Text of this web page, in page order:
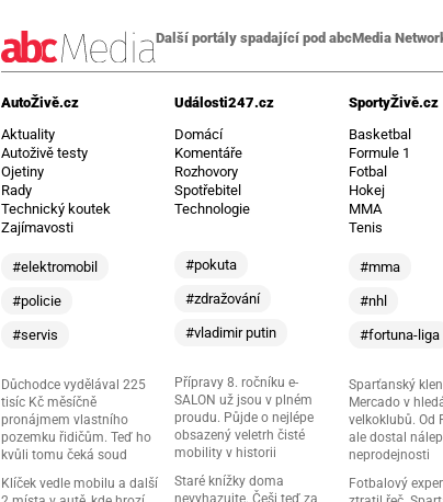
Další portály spadající pod abcMedia
AutoŽivě.cz
Aktuality
Autoživě testy
Ojetiny
Rady
Technický koutek
Zajímavosti
#elektromobil
#policie
#servis
Důchodce vydělával 225
tisíc Kč měsíčně
pronájmem vlastního
pozemku řidičům. Teď ho
kvůli tomu čeká soud
Klíček vedle mobilu a další
Události247.cz
Domácí
Komentáře
Rozhovory
Spotřebitel
Technologie
#pokuta
#zdražování
#vladimir putin
Přípravy 8. ročníku e-
SALON už jsou v plném
proudu. Půjde o nejlépe
obsazený veletrh čisté
mobility v historii
Staré knížky doma
SportyŽivě.cz
Basketbal
Formule 1
Fotbal
Hokej
MMA
Tenis
#mma
#nhl
#fortuna-liga
Sparťanský
Mercado v
velkoklubů. Od
ale dostal
neprodejnosti
Fotbalový